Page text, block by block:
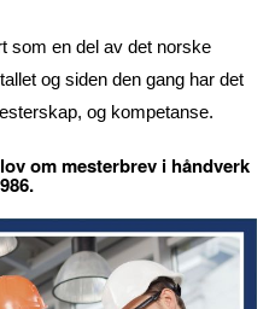
som en del av det norske
og siden den gang har det
og kompetanse.
om mesterbrev i håndverk